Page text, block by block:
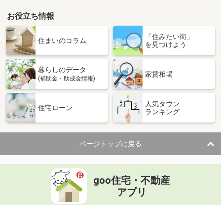
京都府京都市伏見区新町１１丁目
価 格
6.50万円
京都府京都市伏見区新町１１丁目
専有面積 25.95m²
間取り
京都府京都市下京区七条御所ノ内中町
住 所
京都府京都市下京区七条御所ノ内中町
専有面積 30m²
間取り
1K
京都府京都市右京区西院東淳和院町
価 格
住 所
京都府京都市右京区西院東淳和院町
お役立ち情報
住まいのコラム
「住みたい街」
を見つけよう
暮らしのデータ
(補助金・助成金情報)
家賃相場
住宅ローン
人気タウン
ランキング
ページトップに戻る
goo住宅・不動産
アプリ